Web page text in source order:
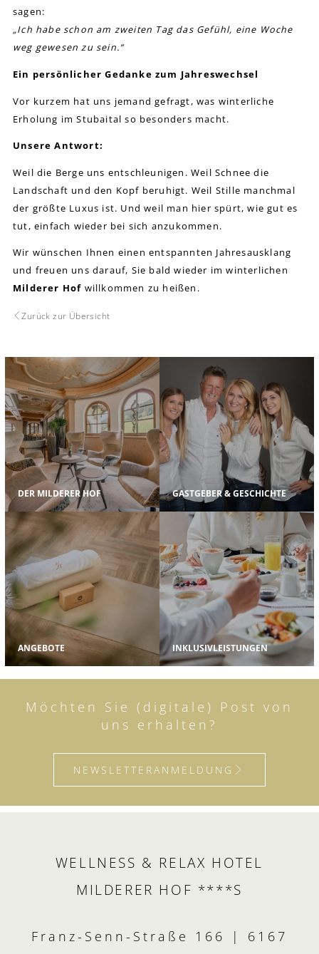
sagen:
„Ich habe schon am zweiten Tag das Gefühl, eine Woche
weg gewesen zu sein.“
Ein persönlicher Gedanke zum Jahreswechsel
Vor kurzem hat uns jemand gefragt, was winterliche
Erholung im Stubaital so besonders macht.
Unsere Antwort:
Weil die Berge uns entschleunigen. Weil Schnee die
Landschaft und den Kopf beruhigt. Weil Stille manchmal
der größte Luxus ist. Und weil man hier spürt, wie gut es
tut, einfach wieder bei sich anzukommen.
Wir wünschen Ihnen einen entspannten Jahresausklang
und freuen uns darauf, Sie bald wieder im winterlichen
Milderer Hof willkommen zu heißen.
Zurück zur Übersicht
DER MILDERER HOF GASTGEBER & GESCHICHTE
ANGEBOTE INKLUSIVLEISTUNGEN
Möchten Sie (digitale) Post von
uns erhalten?
NEWSLETTERANMELDUNG
WELLNESS & RELAX HOTEL
MILDERER HOF ****S
Franz-Senn-Straße 166 | 6167